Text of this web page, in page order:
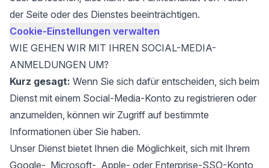
der Seite oder des Dienstes beeinträchtigen.
Cookie-Einstellungen verwalten
WIE GEHEN WIR MIT IHREN SOCIAL-MEDIA-
ANMELDUNGEN UM?
Kurz gesagt: Wenn Sie sich dafür entscheiden, sich beim
Dienst mit einem Social-Media-Konto zu registrieren oder
anzumelden, können wir Zugriff auf bestimmte
Informationen über Sie haben.
Unser Dienst bietet Ihnen die Möglichkeit, sich mit Ihrem
Google-, Microsoft-, Apple- oder Enterprise-SSO-Konto